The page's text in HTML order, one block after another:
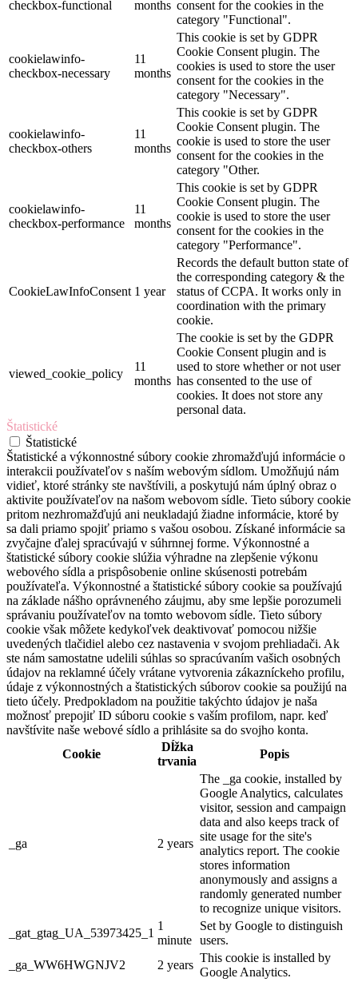
checkbox-functional months consent for the cookies in the
category "Functional".
cookielawinfo-
checkbox-necessary
11
months
This cookie is set by GDPR
Cookie Consent plugin. The
cookies is used to store the user
consent for the cookies in the
category "Necessary".
cookielawinfo-
checkbox-others
11
months
This cookie is set by GDPR
Cookie Consent plugin. The
cookie is used to store the user
consent for the cookies in the
category "Other.
cookielawinfo-
checkbox-performance
11
months
This cookie is set by GDPR
Cookie Consent plugin. The
cookie is used to store the user
consent for the cookies in the
category "Performance".
CookieLawInfoConsent 1 year
Records the default button state of
the corresponding category & the
status of CCPA. It works only in
coordination with the primary
cookie.
viewed_cookie_policy
11
months
The cookie is set by the GDPR
Cookie Consent plugin and is
used to store whether or not user
has consented to the use of
cookies. It does not store any
personal data.
Štatistické
Štatistické
Štatistické a výkonnostné súbory cookie zhromažďujú informácie o
interakcii používateľov s naším webovým sídlom. Umožňujú nám
vidieť, ktoré stránky ste navštívili, a poskytujú nám úplný obraz o
aktivite používateľov na našom webovom sídle. Tieto súbory cookie
pritom nezhromažďujú ani neukladajú žiadne informácie, ktoré by
sa dali priamo spojiť priamo s vašou osobou. Získané informácie sa
zvyčajne ďalej spracúvajú v súhrnnej forme. Výkonnostné a
štatistické súbory cookie slúžia výhradne na zlepšenie výkonu
webového sídla a prispôsobenie online skúsenosti potrebám
používateľa. Výkonnostné a štatistické súbory cookie sa používajú
na základe nášho oprávneného záujmu, aby sme lepšie porozumeli
správaniu používateľov na tomto webovom sídle. Tieto súbory
cookie však môžete kedykoľvek deaktivovať pomocou nižšie
uvedených tlačidiel alebo cez nastavenia v svojom prehliadači. Ak
ste nám samostatne udelili súhlas so spracúvaním vašich osobných
údajov na reklamné účely vrátane vytvorenia zákazníckeho profilu,
údaje z výkonnostných a štatistických súborov cookie sa použijú na
tieto účely. Predpokladom na použitie takýchto údajov je naša
možnosť prepojiť ID súboru cookie s vaším profilom, napr. keď
navštívite naše webové sídlo a prihlásite sa do svojho konta.
Cookie
Dĺžka
trvania
Popis
_ga 2 years
The _ga cookie, installed by
Google Analytics, calculates
visitor, session and campaign
data and also keeps track of
site usage for the site's
analytics report. The cookie
stores information
anonymously and assigns a
randomly generated number
to recognize unique visitors.
_gat_gtag_UA_53973425_1
1
minute
Set by Google to distinguish
users.
_ga_WW6HWGNJV2
2 years
This cookie is installed by
Google Analytics.